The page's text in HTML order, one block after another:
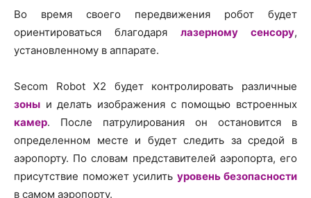
Во время своего передвижения робот будет
ориентироваться благодаря лазерному сенсору,
установленному в аппарате.
Secom Robot X2 будет контролировать различные
зоны и делать изображения с помощью встроенных
камер. После патрулирования он остановится в
определенном месте и будет следить за средой в
аэропорту. По словам представителей аэропорта, его
присутствие поможет усилить уровень безопасности
в самом аэропорту.